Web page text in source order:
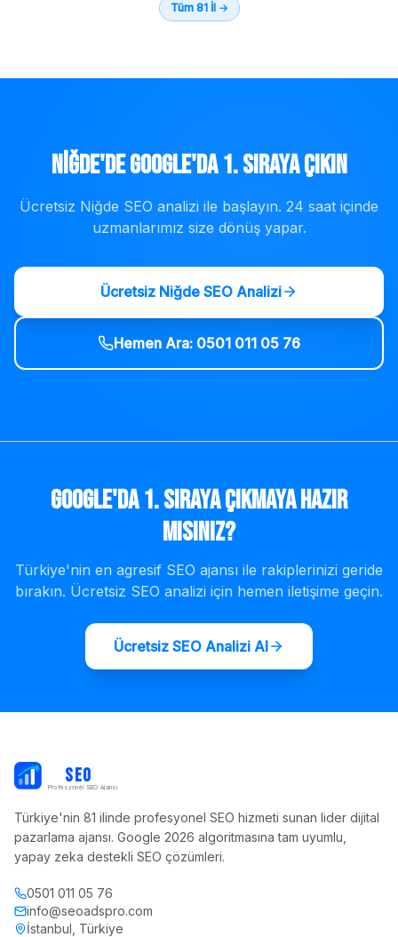
Tüm 81 İl →
Niğde'de Google'da 1. Sıraya Çıkın
Ücretsiz Niğde SEO analizi ile başlayın. 24 saat içinde
uzmanlarımız size dönüş yapar.
Ücretsiz Niğde SEO Analizi
Hemen Ara: 0501 011 05 76
Google'da 1. Sıraya Çıkmaya Hazır
mısınız?
Türkiye'nin en agresif SEO ajansı ile rakiplerinizi geride
bırakın. Ücretsiz SEO analizi için hemen iletişime geçin.
Ücretsiz SEO Analizi Al
SEO
Profesyonel SEO Ajansı
Türkiye'nin 81 ilinde profesyonel SEO hizmeti sunan lider dijital
pazarlama ajansı. Google 2026 algoritmasına tam uyumlu,
yapay zeka destekli SEO çözümleri.
0501 011 05 76
info@seoadspro.com
İstanbul, Türkiye